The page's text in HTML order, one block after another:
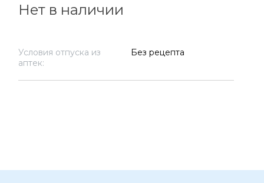
Нет в наличии
Условия отпуска из
аптек:
Без рецепта